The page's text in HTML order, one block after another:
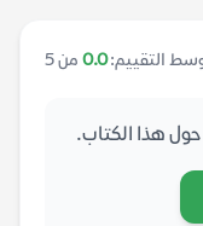
التقييم:0.0 من 5
هذا الكتاب.